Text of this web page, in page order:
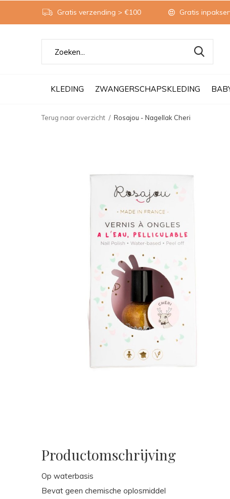
KLEDING ZWANGERSCHAPSKLEDING
Gratis verzending > €100 Gratis
Terug naar overzicht Rosajou - Nagellak Cheri
Productomschrijving
Op waterbasis
Bevat geen chemische oplosmiddel